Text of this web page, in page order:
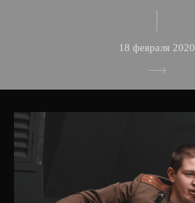
18 февраля 2020